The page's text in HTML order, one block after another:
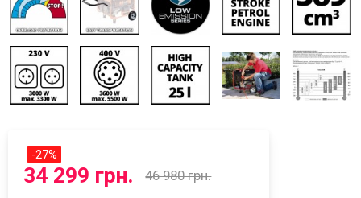
-27%
34 299 грн.
46 980 грн.